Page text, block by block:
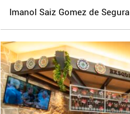
Imanol Saiz Gomez de Segura